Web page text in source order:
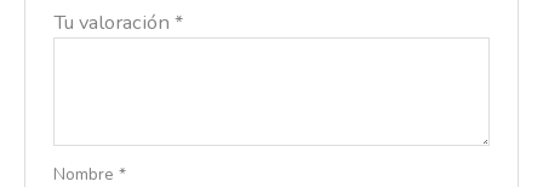
Tu valoración *
Nombre *